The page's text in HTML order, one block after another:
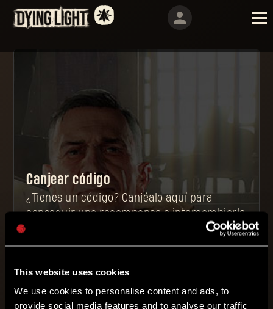
This website uses cookies
We use cookies to personalise content and ads, to
provide social media features and to analyse our traffic
Canjear código
¿Tienes un código? Canjéalo aquí para
conseguir una recompensa e intercambiarla
en el juego por un objeto único y poderoso.
INGRESA TU CÓDIGO